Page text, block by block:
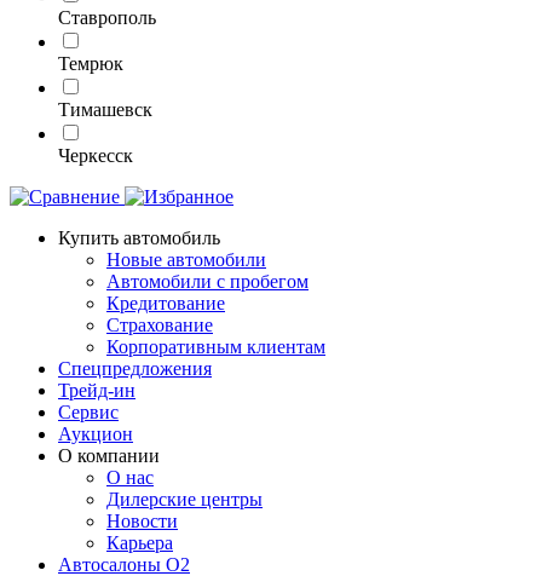
Ставрополь
Темрюк
Тимашевск
Черкесск
Купить автомобиль
Новые автомобили
Автомобили с пробегом
Кредитование
Страхование
Корпоративным клиентам
Спецпредложения
Трейд-ин
Сервис
Аукцион
О компании
О нас
Дилерские центры
Новости
Карьера
Автосалоны O2